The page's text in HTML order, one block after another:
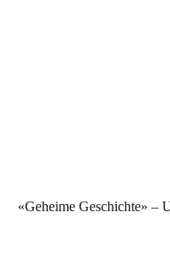
«Geheime Geschichte» –